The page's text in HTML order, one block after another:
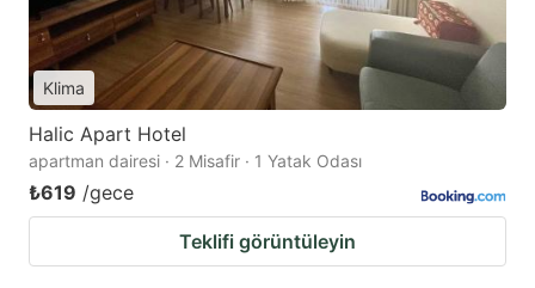
Klima
Halic Apart Hotel
apartman dairesi · 2 Misafir · 1 Yatak Odası
₺619 /gece
Teklifi görüntüleyin